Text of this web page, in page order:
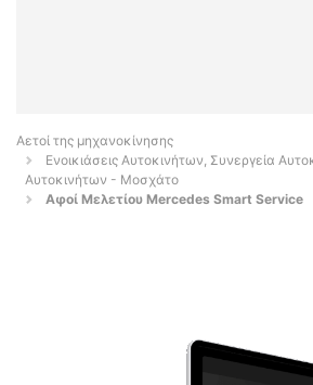
Αετοί της μηχανοκίνησης
Ενοικιάσεις Αυτοκινήτων, Συνεργεία
Αυτοκινήτων - Μοσχάτο
Αφοί Μελετίου Mercedes Smart Service